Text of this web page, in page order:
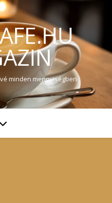
minden mennyiségben